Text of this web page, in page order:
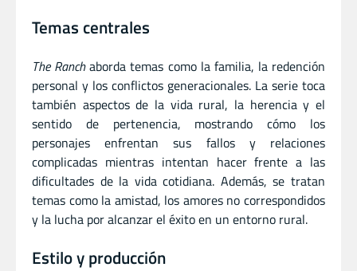
Temas centrales
The Ranchaborda temas como la familia, la redención
personal y los conflictos generacionales. La serie toca
también aspectos de la vida rural, la herencia y el
sentido de pertenencia, mostrando cómo los
personajes enfrentan sus fallos y relaciones
complicadas mientras intentan hacer frente a las
dificultades de la vida cotidiana. Además, se tratan
temas como la amistad, los amores no correspondidos
y la lucha por alcanzar el éxito en un entorno rural.
Estilo y producción